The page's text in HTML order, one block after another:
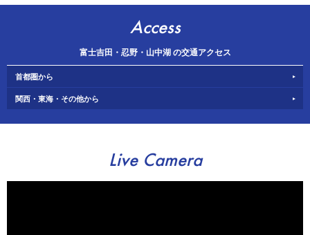
Access
富士吉田・忍野・山中湖 の交通アクセス
首都圏から
関西・東海・その他から
Live Camera